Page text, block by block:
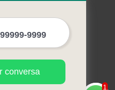
do site
1
conversa